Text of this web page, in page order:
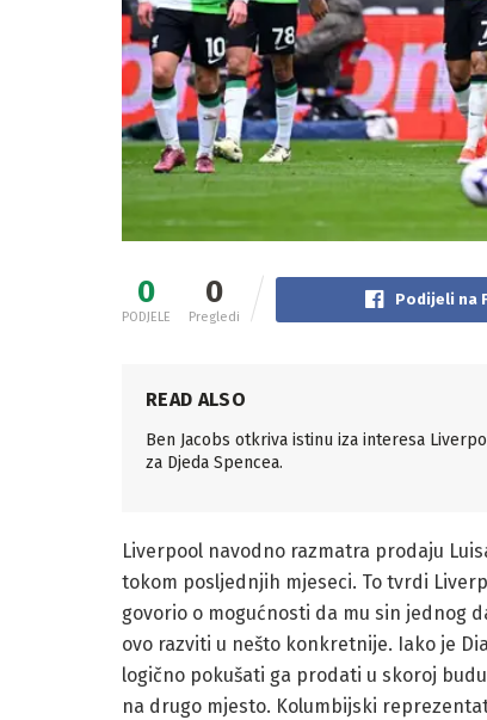
0
PODJELE
0
Pregledi
Podijeli na
READ ALSO
Ben Jacobs otkriva istinu iza interesa
za Djeda Spencea.
Liverpool navodno razmatra prodaju
tokom posljednjih mjeseci. To tvrdi
govorio o mogućnosti da mu sin jednog
ovo razviti u nešto konkretnije. Iako je
logično pokušati ga prodati u skoroj
na drugo mjesto. Kolumbijski